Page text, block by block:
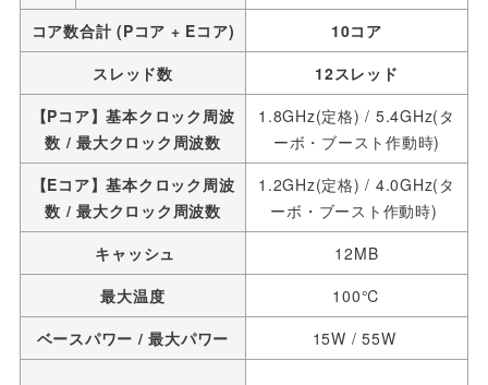
コア数合計 (Pコア + Eコア)
10コア
スレッド数
12スレッド
【Pコア】基本クロック周波
数 / 最大クロック周波数
1.8GHz(定格) / 5.4GHz(タ
ーボ・ブースト作動時)
【Eコア】基本クロック周波
数 / 最大クロック周波数
1.2GHz(定格) / 4.0GHz(タ
ーボ・ブースト作動時)
キャッシュ
12MB
最大温度
100℃
ベースパワー / 最大パワー
15W / 55W